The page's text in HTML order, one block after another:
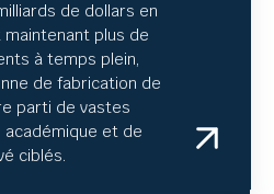
de dollars en
plus de
à temps plein,
de fabrication de
parti de vastes
et de
ciblés.